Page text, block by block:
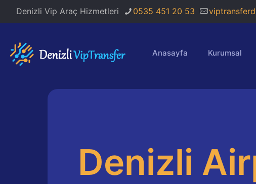
Denizli Vip Araç Hizmetleri 0535 451 20 53
Anasayfa Kurumsal
Denizli